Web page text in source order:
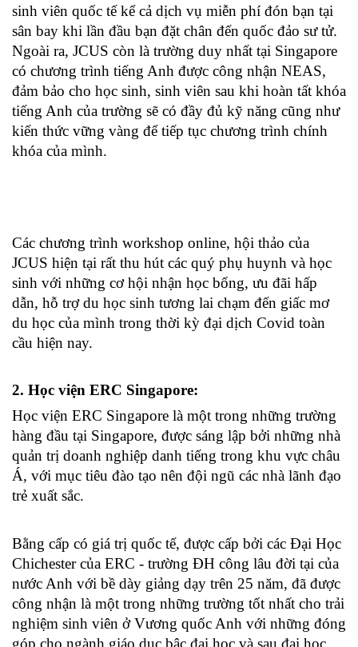
sinh viên quốc tế kể cả dịch vụ miễn phí đón bạn tại
sân bay khi lần đầu bạn đặt chân đến quốc đảo sư tử.
Ngoài ra, JCUS còn là trường duy nhất tại Singapore
có chương trình tiếng Anh được công nhận NEAS,
đảm bảo cho học sinh, sinh viên sau khi hoàn tất khóa
tiếng Anh của trường sẽ có đầy đủ kỹ năng cũng như
kiến thức vững vàng để tiếp tục chương trình chính
khóa của mình.
Các chương trình workshop online, hội thảo của
JCUS hiện tại rất thu hút các quý phụ huynh và học
sinh với những cơ hội nhận học bổng, ưu đãi hấp
dẫn, hỗ trợ du học sinh tương lai chạm đến giấc mơ
du học của mình trong thời kỳ đại dịch Covid toàn
cầu hiện nay.
2. Học viện ERC Singapore:
Học viện ERC Singapore là một trong những trường
hàng đầu tại Singapore, được sáng lập bởi những nhà
quản trị doanh nghiệp danh tiếng trong khu vực châu
Á, với mục tiêu đào tạo nên đội ngũ các nhà lãnh đạo
trẻ xuất sắc.
Bằng cấp có giá trị quốc tế, được cấp bởi các Đại Học
Chichester của ERC - trường ĐH công lâu đời tại của
nước Anh với bề dày giảng dạy trên 25 năm, đã được
công nhận là một trong những trường tốt nhất cho trải
nghiệm sinh viên ở Vương quốc Anh với những đóng